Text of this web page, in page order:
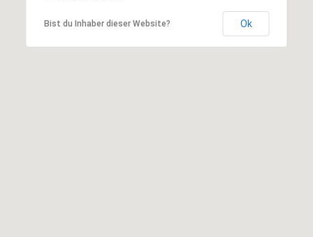
Bist du Inhaber dieser Website? Ok